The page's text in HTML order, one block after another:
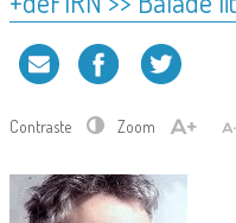
Contraste Zoom